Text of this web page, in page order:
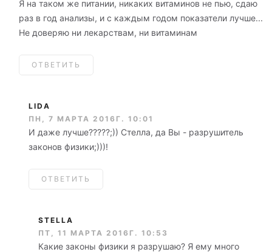
Я на таком же питании, никаких витаминов не пью, сдаю
раз в год анализы, и с каждым годом показатели лучше...
Не доверяю ни лекарствам, ни витаминам
ОТВЕТИТЬ
LIDA
ПН, 7 МАРТА 2016Г. 10:01
И даже лучше?????;)) Стелла, да Вы - разрушитель
законов физики;)))!
ОТВЕТИТЬ
STELLA
ПТ, 11 МАРТА 2016Г. 10:53
Какие законы физики я разрушаю? Я ему много